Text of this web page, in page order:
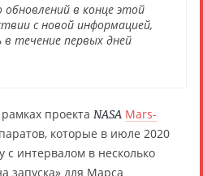
в конце этой
с новой информацией,
в течение первых дней
проекта NASA Mars-
которые в июле 2020
с интервалом в несколько
запуска» для Марса